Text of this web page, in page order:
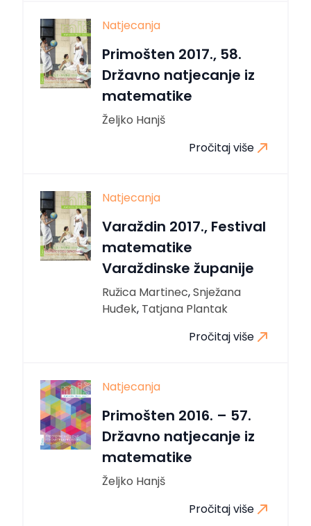
Natjecanja
Primošten 2017., 58.
Državno natjecanje iz
matematike
Željko Hanjš
Pročitaj više
Natjecanja
Varaždin 2017., Festival
matematike
Varaždinske županije
Ružica Martinec,Snježana
Huđek, Tatjana Plantak
Pročitaj više
Natjecanja
Primošten 2016. – 57.
Državno natjecanje iz
matematike
Željko Hanjš
Pročitaj više